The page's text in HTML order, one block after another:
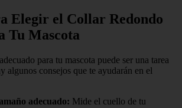
Elegir el Collar Redondo
Tu Mascota
para tu mascota puede ser una tarea
algunos consejos que te ayudarán en el
adecuado: Mide el cuello de tu